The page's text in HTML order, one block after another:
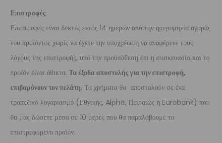
Επιστροφές
Επιστροφές είναι δεκτές εντός 14 ημερών από την ημερομηνία αγοράς
του προϊόντος χωρίς να έχετε την υποχρέωση να αναφέρετε τους
λόγους της επιστροφής, υπό την προϋπόθεση ότι η συσκευασία και το
προϊόν είναι άθικτα. Τα έξοδα αποστολής για την επιστροφή,
επιβαρύνουν τον πελάτη. Τα χρήματα θα αποσταλούν σε ένα
τραπεζικό λογαριασμό (Εθνικής, Alpha, Πειραιώς ή Eurobank) που
θα μας δώσετε μέσα σε 10 μέρες που θα παραλάβουμε το
επιστρεφόμενο προϊόν.